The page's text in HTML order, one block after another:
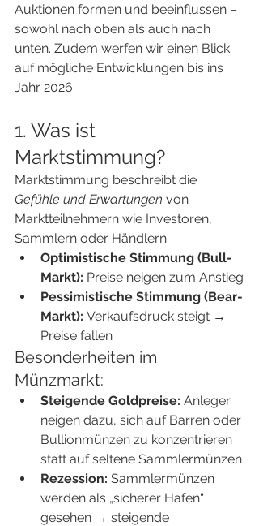
Auktionen formen und beeinflussen –
sowohl nach oben als auch nach
unten. Zudem werfen wir einen Blick
auf mögliche Entwicklungen bis ins
Jahr 2026.
1. Was ist
Marktstimmung?
Marktstimmung beschreibt die
Gefühle und Erwartungen von
Marktteilnehmern wie Investoren,
Sammlern oder Händlern.
Optimistische Stimmung (Bull-
Markt): Preise neigen zum Anstieg
Pessimistische Stimmung (Bear-
Markt): Verkaufsdruck steigt →
Preise fallen
Besonderheiten im
Münzmarkt:
Steigende Goldpreise: Anleger
neigen dazu, sich auf Barren oder
Bullionmünzen zu konzentrieren
statt auf seltene Sammlermünzen
Rezession: Sammlermünzen
werden als „sicherer Hafen“
gesehen → steigende